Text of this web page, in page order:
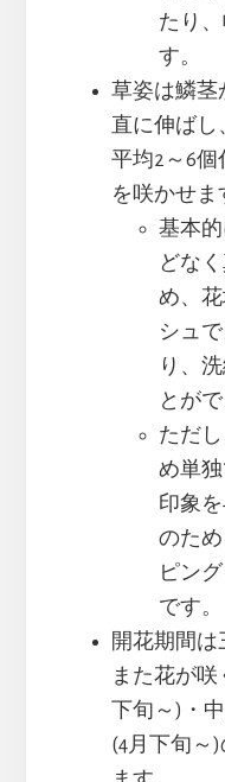
たり
す。
草姿は鱗茎
直に伸ば
平均2～6
を咲かせま
基本
どな
め、
シュ
り、
とがで
ただ
め単
印象
のた
ピン
です。
開花期間は
また花が咲
下旬～)・
(4月下旬～